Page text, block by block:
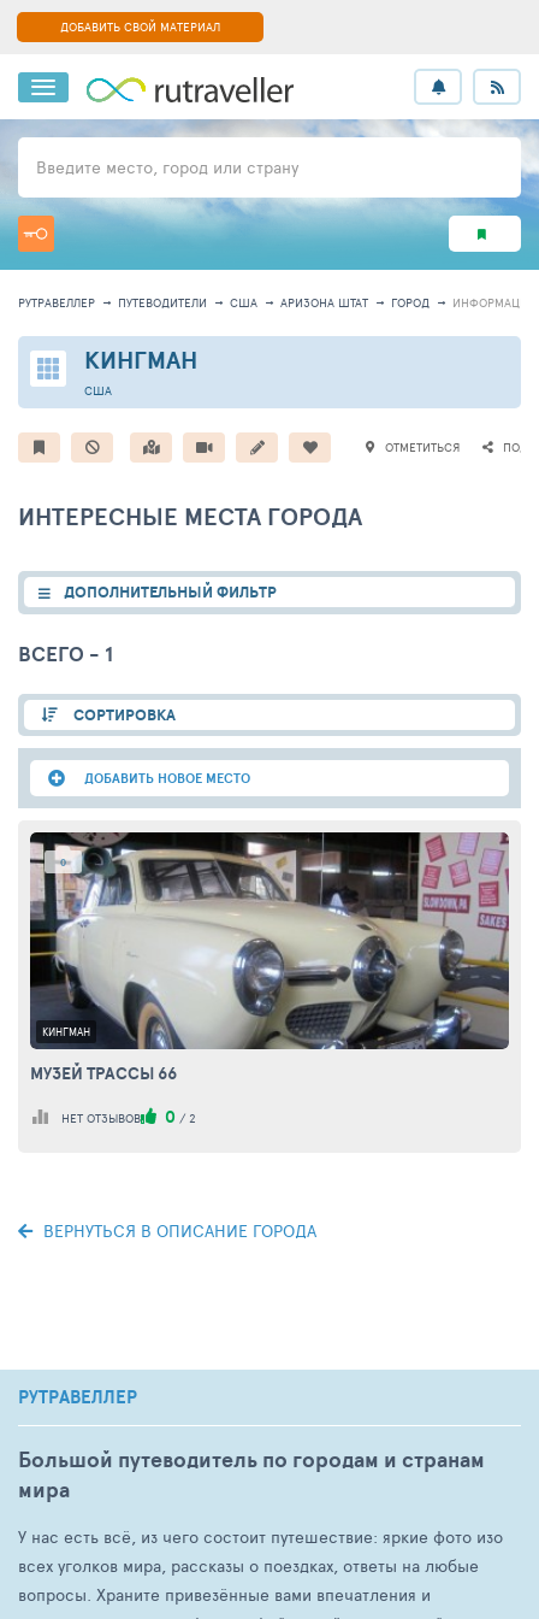
ДОБАВИТЬ СВОЙ МАТЕРИАЛ
Введите место, город или страну
РУТРАВЕЛЛЕР ПУТЕВОДИТЕЛИ США АРИЗОНА ШТАТ ГОРОД ИНФОРМАЦИЯ
КИНГМАН
США
ОТМЕТИТЬСЯ
ИНТЕРЕСНЫЕ МЕСТА ГОРОДА
ДОПОЛНИТЕЛЬНЫЙ ФИЛЬТР
ВСЕГО - 1
СОРТИРОВКА
ДОБАВИТЬ НОВОЕ МЕСТО
0
КИНГМАН
МУЗЕЙ ТРАССЫ 66
НЕТ ОТЗЫВОВ 0 / 2
ВЕРНУТЬСЯ В ОПИСАНИЕ ГОРОДА
РУТРАВЕЛЛЕР
Большой путеводитель по городам и странам
мира
У нас есть всё, из чего состоит путешествие: яркие фото изо
всех уголков мира, рассказы о поездках, ответы на любые
вопросы. Храните привезённые вами впечатления и